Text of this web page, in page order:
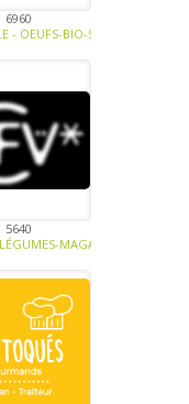
6960
- OEUFS-BIO-SPÉCIAL FÊTES-
5640
MAGASINS ET